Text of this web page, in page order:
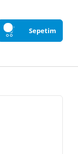
Sepetim